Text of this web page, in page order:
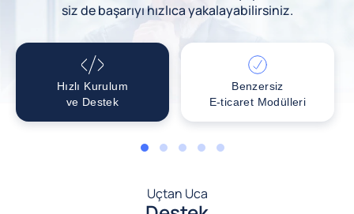
siz de başarıyı hızlıca yakalayabilirsiniz.
Hızlı Kurulum
ve Destek
Benzersiz
E-ticaret Modülleri
1 2 3 4 5
Uçtan Uca